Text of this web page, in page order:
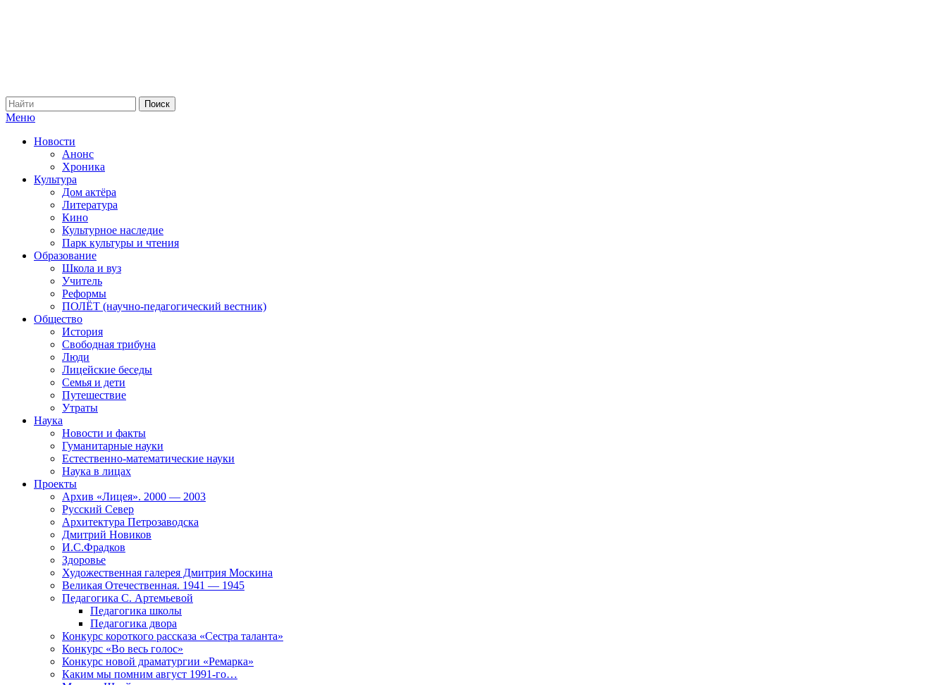
Меню
Новости
Анонс
Хроника
Культура
Дом актёра
Литература
Кино
Культурное наследие
Парк культуры и чтения
Образование
Школа и вуз
Учитель
Реформы
ПОЛЁТ (научно-педагогический вестник)
Общество
История
Свободная трибуна
Люди
Лицейские беседы
Семья и дети
Путешествие
Утраты
Наука
Новости и факты
Гуманитарные науки
Естественно-математические науки
Наука в лицах
Проекты
Архив «Лицея». 2000 — 2003
Русский Север
Архитектура Петрозаводска
Дмитрий Новиков
И.С.Фрадков
Здоровье
Художественная галерея Дмитрия Москина
Великая Отечественная. 1941 — 1945
Педагогика С. Артемьевой
Педагогика школы
Педагогика двора
Конкурс короткого рассказа «Сестра таланта»
Конкурс «Во весь голос»
Конкурс новой драматургии «Ремарка»
Каким мы помним август 1991-го…